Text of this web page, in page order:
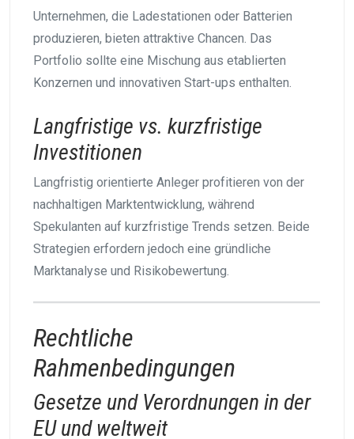
Unternehmen, die Ladestationen oder Batterien
produzieren, bieten attraktive Chancen. Das
Portfolio sollte eine Mischung aus etablierten
Konzernen und innovativen Start-ups enthalten.
Langfristige vs. kurzfristige
Investitionen
Langfristig orientierte Anleger profitieren von der
nachhaltigen Marktentwicklung, während
Spekulanten auf kurzfristige Trends setzen. Beide
Strategien erfordern jedoch eine gründliche
Marktanalyse und Risikobewertung.
Rechtliche
Rahmenbedingungen
Gesetze und Verordnungen in der
EU und weltweit